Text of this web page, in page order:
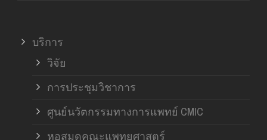
บริการ
วิจัย
การประชุมวิชาการ
ศูนย์นวัตกรรมทางการแพทย์ CMIC
หอสมุดคณะแพทยศาสตร์